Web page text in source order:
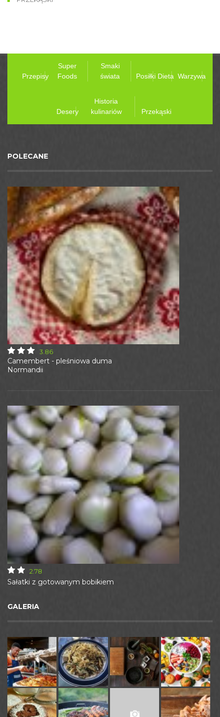
Przepisy
Super
Foods
Smaki
świata
Posiłki Dieta Warzywa
Desery
Historia
kulinariów
Przekąski
POLECANE
Camembert - pleśniowa duma
Normandii
3.86
Sałatki z gotowanym bobikiem
2.78
GALERIA